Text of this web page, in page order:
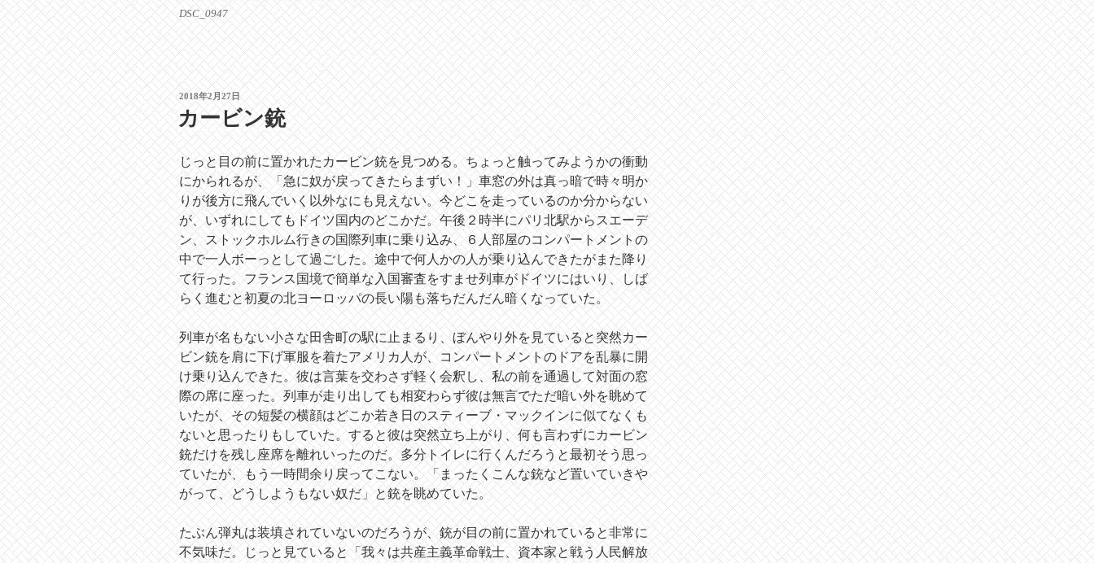
DSC_0947
投
稿
日:
2018年2月27日
カービン銃
じっと目の前に置かれたカービン銃を見つめる。ちょっと触ってみようかの衝動
にかられるが、「急に奴が戻ってきたらまずい！」車窓の外は真っ暗で時々明か
りが後方に飛んでいく以外なにも見えない。今どこを走っているのか分からない
が、いずれにしてもドイツ国内のどこかだ。午後２時半にパリ北駅からスエーデ
ン、ストックホルム行きの国際列車に乗り込み、６人部屋のコンパートメントの
中で一人ボーっとして過ごした。途中で何人かの人が乗り込んできたがまた降り
て行った。フランス国境で簡単な入国審査をすませ列車がドイツにはいり、しば
らく進むと初夏の北ヨーロッパの長い陽も落ちだんだん暗くなっていた。
列車が名もない小さな田舎町の駅に止まるり、ぼんやり外を見ていると突然カー
ビン銃を肩に下げ軍服を着たアメリカ人が、コンパートメントのドアを乱暴に開
け乗り込んできた。彼は言葉を交わさず軽く会釈し、私の前を通過して対面の窓
際の席に座った。列車が走り出しても相変わらず彼は無言でただ暗い外を眺めて
いたが、その短髪の横顔はどこか若き日のスティーブ・マックインに似てなくも
ないと思ったりもしていた。すると彼は突然立ち上がり、何も言わずにカービン
銃だけを残し座席を離れいったのだ。多分トイレに行くんだろうと最初そう思っ
ていたが、もう一時間余り戻ってこない。「まったくこんな銃など置いていきや
がって、どうしようもない奴だ」と銃を眺めていた。
たぶん弾丸は装填されていないのだろうが、銃が目の前に置かれていると非常に
不気味だ。じっと見ていると「我々は共産主義革命戦士、資本家と戦う人民解放